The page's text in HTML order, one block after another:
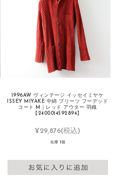
1996AW ヴィンテージ イッセイミヤケ
ISSEY MIYAKE 中綿 プリーツ フーデッド
コート M｜レッド アウター 羽織
【2400014592894】
¥29,876(税込)
在庫 1個